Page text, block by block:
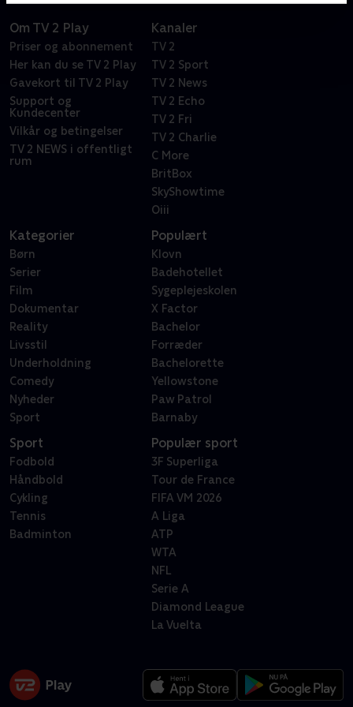
Om TV 2 Play
Priser og abonnement
Her kan du se TV 2 Play
Gavekort til TV 2 Play
Support og
Kundecenter
Vilkår og betingelser
TV 2 NEWS i offentligt
rum
Kanaler
TV 2
TV 2 Sport
TV 2 News
TV 2 Echo
TV 2 Fri
TV 2 Charlie
C More
BritBox
SkyShowtime
Oiii
Kategorier
Børn
Serier
Film
Dokumentar
Reality
Livsstil
Underholdning
Comedy
Nyheder
Sport
Populært
Klovn
Badehotellet
Sygeplejeskolen
X Factor
Bachelor
Forræder
Bachelorette
Yellowstone
Paw Patrol
Barnaby
Sport
Fodbold
Håndbold
Cykling
Tennis
Badminton
Populær sport
3F Superliga
Tour de France
FIFA VM 2026
A Liga
ATP
WTA
NFL
Serie A
Diamond League
La Vuelta